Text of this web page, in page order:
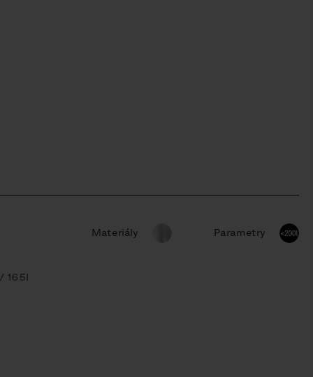
Materiály Parametry
165l